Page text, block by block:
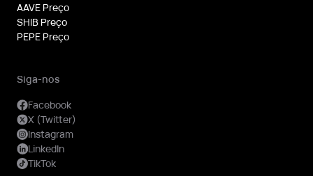
AAVE Preço
SHIB Preço
PEPE Preço
Siga-nos
Facebook
X (Twitter)
Instagram
LinkedIn
TikTok